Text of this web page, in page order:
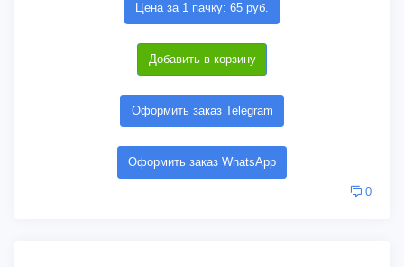
Цена за 1 пачку: 65 руб.
Добавить в корзину
Оформить заказ Telegram
Оформить заказ WhatsApp
0